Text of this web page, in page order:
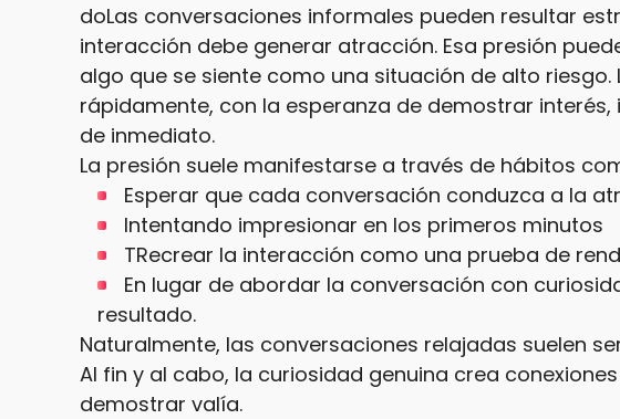
doLas conversaciones informales pueden resultar
interacción debe generar atracción. Esa presión
algo que se siente como una situación de alto
rápidamente, con la esperanza de demostrar
de inmediato.
La presión suele manifestarse a través de hábitos
Esperar que cada conversación conduzca a la
Intentando impresionar en los primeros minutos
TRecrear la interacción como una prueba de
En lugar de abordar la conversación con
resultado.
Naturalmente, las conversaciones relajadas suelen
Al fin y al cabo, la curiosidad genuina crea
demostrar valía.